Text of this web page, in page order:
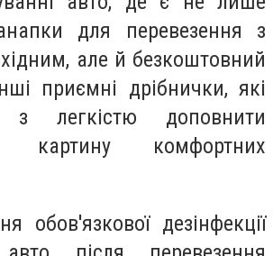
для перевезення з
але й безкоштовний
приємні дрібнички, які
з легкістю доповнити
картину комфортних
обов'язкової дезінфекції